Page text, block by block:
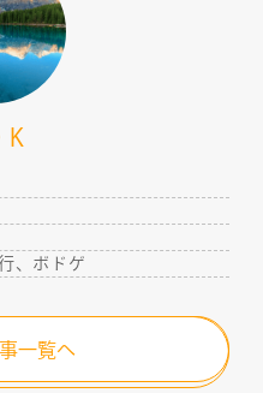
K
、ボドゲ
一覧へ